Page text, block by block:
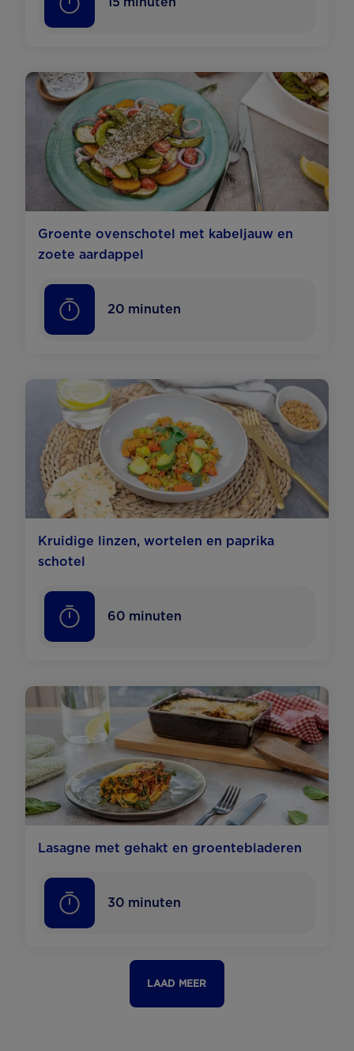
Groente ovenschotel met kabeljauw en
zoete aardappel
20 minuten
Kruidige linzen, wortelen en paprika
schotel
60 minuten
Lasagne met gehakt en groentebladeren
30 minuten
LAAD MEER